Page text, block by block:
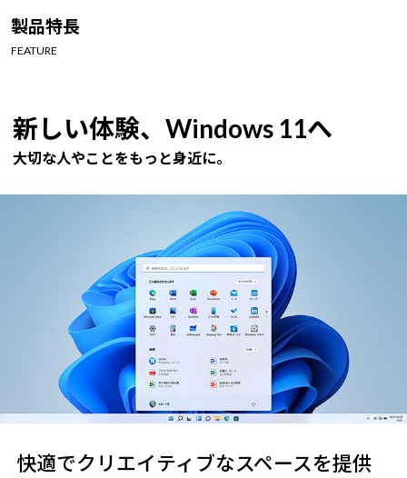
Windows 11
製品特長
FEATURE
新しい体験、Windows 11へ
大切な人やことをもっと身近に。
快適でクリエイティブなスペースを提供